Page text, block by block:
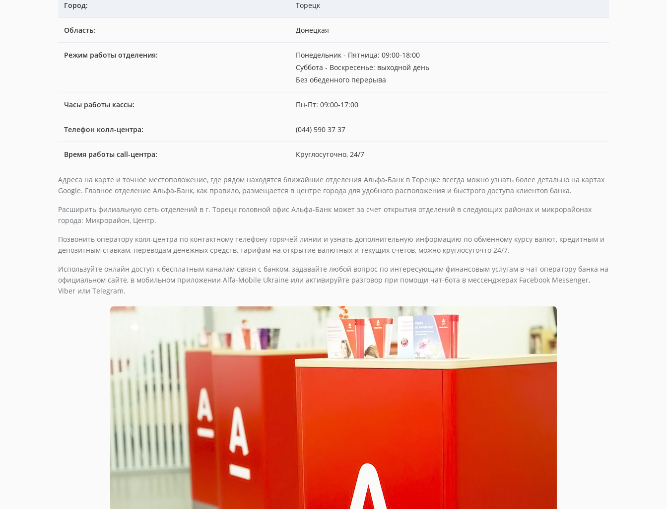
Город: Торецк
Область: Донецкая
Режим работы отделения:
Понедельник - Пятница: 09:00-18:00
Суббота - Воскресенье: выходной день
Без обеденного перерыва
Часы работы кассы: Пн-Пт: 09:00-17:00
Телефон колл-центра: (044) 590 37 37
Время работы call-центра: Круглосуточно, 24/7
Адреса на карте и точное местоположение, где рядом находятся ближайшие отделения Альфа-Банк в Торецке всегда можно узнать более детально на картах
Google. Главное отделение Альфа-Банк, как правило, размещается в центре города для удобного расположения и быстрого доступа клиентов банка.
Расширить филиальную сеть отделений в г. Торецк головной офис Альфа-Банк может за счет открытия отделений в следующих районах и микрорайонах
города: Микрорайон, Центр.
Позвонить оператору колл-центра по контактному телефону горячей линии и узнать дополнительную информацию по обменному курсу валют, кредитным и
депозитным ставкам, переводам денежных средств, тарифам на открытие валютных и текущих счетов, можно круглосуточто 24/7.
Используйте онлайн доступ к бесплатным каналам связи с банком, задавайте любой вопрос по интересующим финансовым услугам в чат оператору банка на
официальном сайте, в мобильном приложении Alfa-Mobile Ukraine или активируйте разговор при помощи чат-бота в мессенджерах Facebook Messenger,
Viber или Telegram.